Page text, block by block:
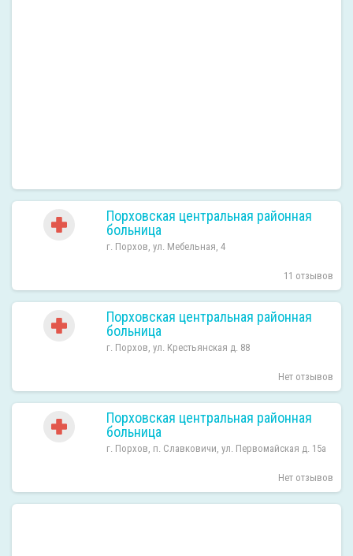
Порховская центральная районная
больница
г. Порхов, ул. Мебельная, 4
11 отзывов
Порховская центральная районная
больница
г. Порхов, ул. Крестьянская д. 88
Нет отзывов
Порховская центральная районная
больница
г. Порхов, п. Славковичи, ул. Первомайская д. 15а
Нет отзывов